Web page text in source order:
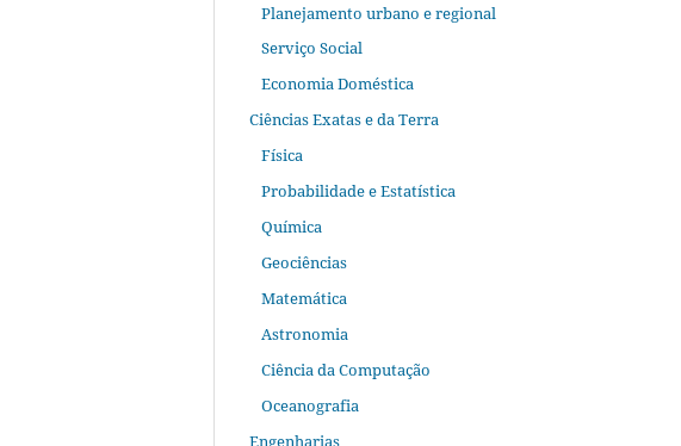
Planejamento urbano e regional
Serviço Social
Economia Doméstica
Ciências Exatas e da Terra
Física
Probabilidade e Estatística
Química
Geociências
Matemática
Astronomia
Ciência da Computação
Oceanografia
Engenharias